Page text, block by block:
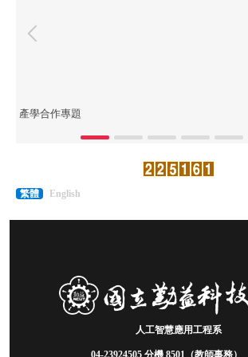
產學合作專題
繁體 English
人工智慧應用工程系
04-23924505 分機8501（教師事務）